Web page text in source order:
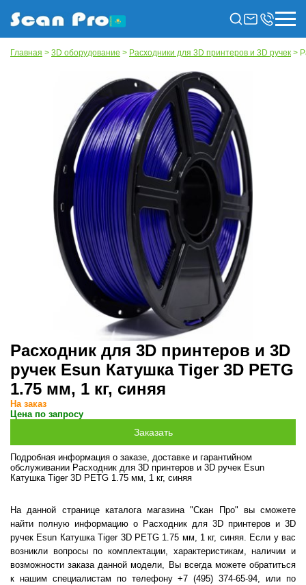
Главная > 3D оборудование > Расходники для 3D принтеров и 3D ручек >
Расходник для 3D принтеров и 3D
ручек Esun Катушка Tiger 3D PETG
1.75 мм, 1 кг, синяя
На заказ
Цена по запросу
Подробная информация о заказе, доставке и гарантийном
обслуживании Расходник для 3D принтеров и 3D ручек Esun
Катушка Tiger 3D PETG 1.75 мм, 1 кг, синяя
На данной странице каталога магазина "Скан Про" вы сможете
найти полную информацию о Расходник для 3D принтеров и 3D
ручек Esun Катушка Tiger 3D PETG 1.75 мм, 1 кг, синяя. Если у вас
возникли вопросы по комплектации, характеристикам, наличии и
возможности заказа данной модели, Вы всегда можете обратиться
к нашим специалистам по телефону +7 (495) 374-65-94, или по